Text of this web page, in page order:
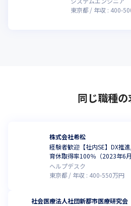
東京都
年収 : 400-
同じ職種
株式会社希松
経験者歓迎【社内SE】DX推
育休取得率100％（2023年6月
ヘルプデスク
東京都
年収 : 400-550万円
社会医療法人社団新都市医療研究会